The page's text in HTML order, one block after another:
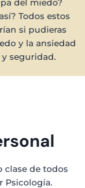
del miedo?
Todos estos
si pudieras
y la ansiedad
seguridad.
clase de todos
Psicología.